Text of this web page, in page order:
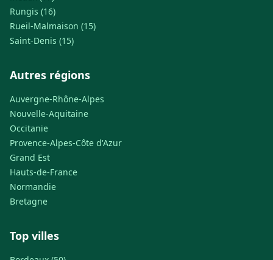
Rungis (16)
Rueil-Malmaison (15)
Saint-Denis (15)
Autres régions
Auvergne-Rhône-Alpes
Nouvelle-Aquitaine
Occitanie
Provence-Alpes-Côte d'Azur
Grand Est
Hauts-de-France
Normandie
Bretagne
Top villes